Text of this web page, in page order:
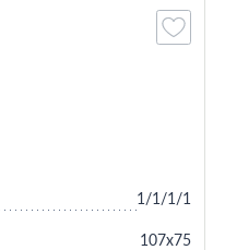
1/1/1/1
107х75